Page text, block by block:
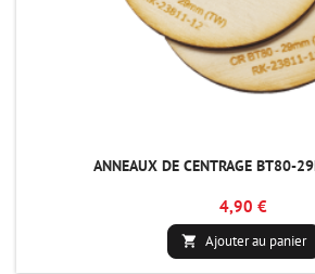
ANNEAUX DE CENTRAGE BT80-
4,90 €
 Ajouter au panier